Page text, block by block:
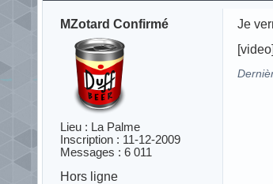
MZotard Confirmé
Lieu : La Palme
Inscription : 11-12-2009
Messages : 6 011
Je
[video]
Hors ligne